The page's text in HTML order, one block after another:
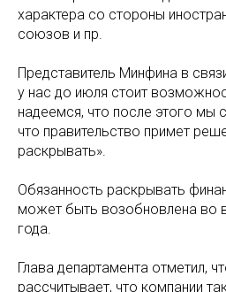
характера со стороны
союзов и пр.
Представитель Минфина в
у нас до июля стоит
надеемся, что после этого мы
что правительство примет
раскрывать».
Обязанность раскрывать
может быть возобновлена во
года.
Глава департамента отметил,
рассчитывает, что компании